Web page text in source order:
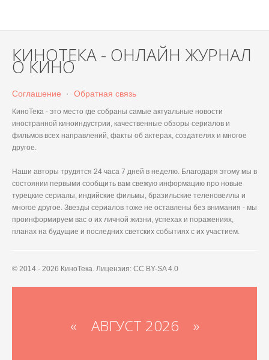
КИНОТЕКА - ОНЛАЙН ЖУРНАЛ
О КИНО
Соглашение · Обратная связь
КиноТека - это место где собраны самые актуальные новости
иностранной киноиндустрии, качественные обзоры сериалов и
фильмов всех направлений, факты об актерах, создателях и многое
другое.
Наши авторы трудятся 24 часа 7 дней в неделю. Благодаря этому мы в
состоянии первыми сообщить вам свежую информацию про новые
турецкие сериалы, индийские фильмы, бразильские теленовеллы и
многое другое. Звезды сериалов тоже не оставлены без внимания - мы
проинформируем вас о их личной жизни, успехах и поражениях,
планах на будущие и последних светских событиях с их участием.
© 2014 - 2026 КиноТека. Лицензия: CC BY-SA 4.0
« АВГУСТ 2026 »